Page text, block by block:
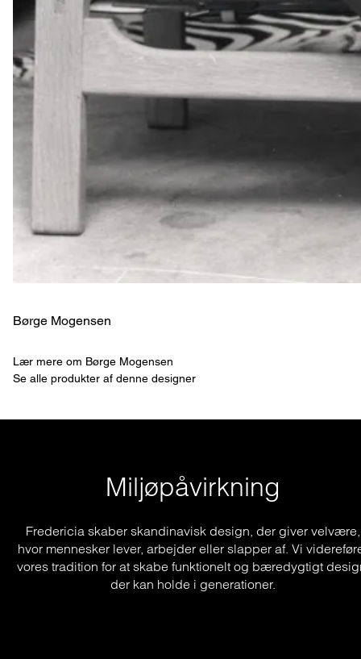
Børge Mogensen
Lær mere om Børge Mogensen
Se alle produkter af denne designer
Miljøpåvirkning
Fredericia skaber skandinavisk design, der giver velvære,
hvor mennesker lever, arbejder eller slapper af. Vi
vores tradition for at skabe funktionelt og bæredygtigt
der kan holde i generationer.